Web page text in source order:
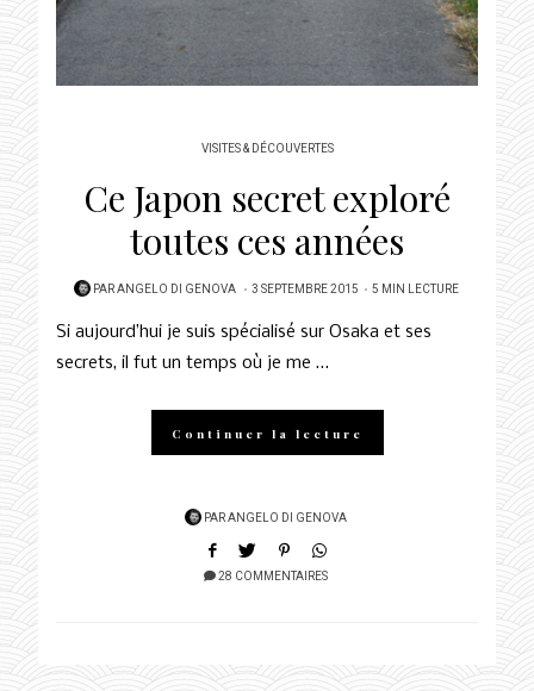
VISITES & DÉCOUVERTES
Ce Japon secret exploré
toutes ces années
PARANGELO DI GENOVA
POSTED
3 SEPTEMBRE 2015 5 MIN LECTURE
Si aujourd’hui je suis spécialisé sur Osaka et ses
secrets, il fut un temps où je me …
Continuer la lecture
PARANGELO DI GENOVA
28 COMMENTAIRES